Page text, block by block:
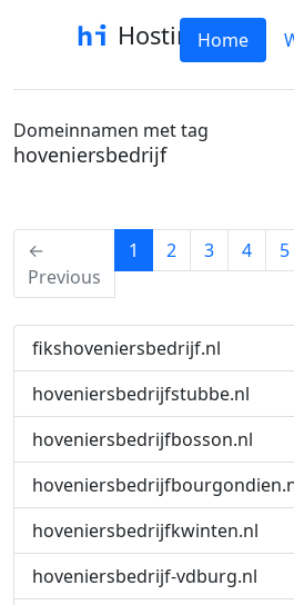
HostinfoHome
Domeinnamen met tag
hoveniersbedrijf
←
Previous
1 (current)
2 3 4 5
fikshoveniersbedrijf.nl
hoveniersbedrijfstubbe.nl
hoveniersbedrijfbosson.nl
hoveniersbedrijfkwinten.nl
hoveniersbedrijf-vdburg.nl